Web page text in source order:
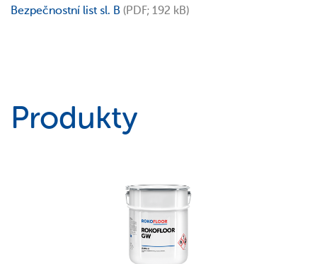
Bezpečnostní list sl. B (PDF; 192 kB)
Produkty